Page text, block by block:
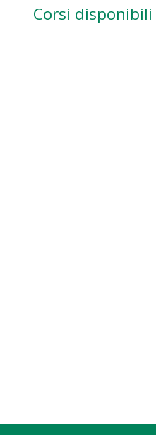
Corsi disponibili